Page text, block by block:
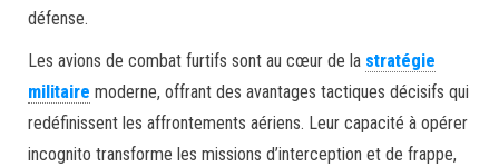
défense.
Les avions de combat furtifs sont au cœur de la stratégie
militaire moderne, offrant des avantages tactiques décisifs qui
redéfinissent les affrontements aériens. Leur capacité à opérer
incognito transforme les missions d’interception et de frappe,